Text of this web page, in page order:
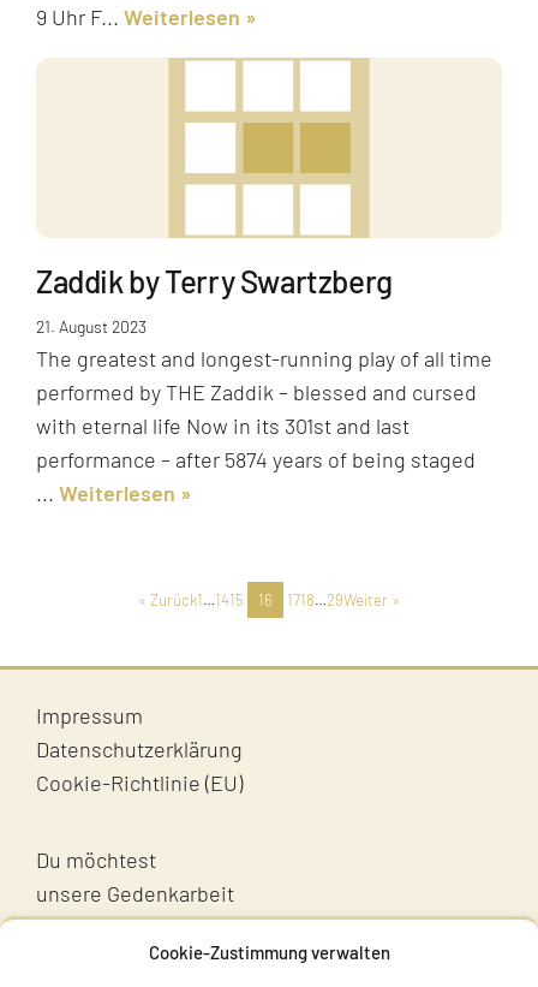
Cookie-Zustimmung verwalten
9 Uhr F... Weiterlesen
Zaddik by Terry Swartzberg
21. August 2023
The greatest and longest-running play of all time
performed by THE Zaddik – blessed and cursed
with eternal life Now in its 301st and last
performance – after 5874 years of being staged
... Weiterlesen
« Zurück1…1415 16 1718…29Weiter »
Impressum
Datenschutzerklärung
Cookie-Richtlinie (EU)
Du möchtest
unsere Gedenkarbeit
unterstützen?